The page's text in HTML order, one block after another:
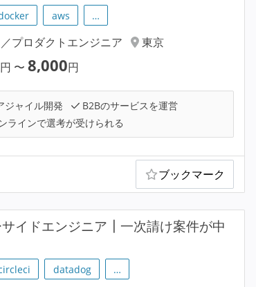
aws …
プロダクトエンジニア
東京
円 〜8,000円
ジャイル開発
B2Bのサービスを運営
ラインで選考が受けられる
ブックマーク
イドエンジニア┃一次請け案件が中
datadog …